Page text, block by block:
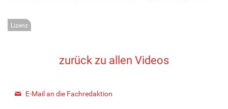
Lizenz
zurück zu allen Videos
E-Mail an die Fachredaktion